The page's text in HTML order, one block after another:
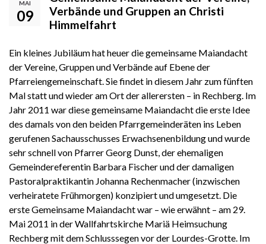
MAI
09
Verbände und Gruppen an Christi
Himmelfahrt
Ein kleines Jubiläum hat heuer die gemeinsame Maiandacht
der Vereine, Gruppen und Verbände auf Ebene der
Pfarreiengemeinschaft. Sie findet in diesem Jahr zum fünften
Mal statt und wieder am Ort der allerersten – in Rechberg. Im
Jahr 2011 war diese gemeinsame Maiandacht die erste Idee
des damals von den beiden Pfarrgemeinderäten ins Leben
gerufenen Sachausschusses Erwachsenenbildung und wurde
sehr schnell von Pfarrer Georg Dunst, der ehemaligen
Gemeindereferentin Barbara Fischer und der damaligen
Pastoralpraktikantin Johanna Rechenmacher (inzwischen
verheiratete Frühmorgen) konzipiert und umgesetzt. Die
erste Gemeinsame Maiandacht war – wie erwähnt – am 29.
Mai 2011 in der Wallfahrtskirche Mariä Heimsuchung
Rechberg mit dem Schlusssegen vor der Lourdes-Grotte. Im